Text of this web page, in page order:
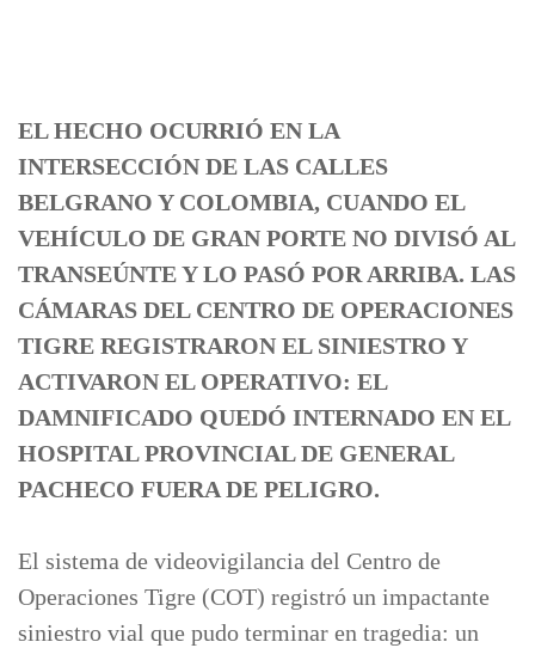
EL HECHO OCURRIÓ EN LA
INTERSECCIÓN DE LAS CALLES
BELGRANO Y COLOMBIA, CUANDO EL
VEHÍCULO DE GRAN PORTE NO DIVISÓ AL
TRANSEÚNTE Y LO PASÓ POR ARRIBA. LAS
CÁMARAS DEL CENTRO DE OPERACIONES
TIGRE REGISTRARON EL SINIESTRO Y
ACTIVARON EL OPERATIVO: EL
DAMNIFICADO QUEDÓ INTERNADO EN EL
HOSPITAL PROVINCIAL DE GENERAL
PACHECO FUERA DE PELIGRO.
El sistema de videovigilancia del Centro de
Operaciones Tigre (COT) registró un impactante
siniestro vial que pudo terminar en tragedia: un